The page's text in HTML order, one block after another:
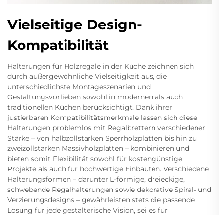
Vielseitige Design-
Kompatibilität
Halterungen für Holzregale in der Küche zeichnen sich
durch außergewöhnliche Vielseitigkeit aus, die
unterschiedlichste Montageszenarien und
Gestaltungsvorlieben sowohl in modernen als auch
traditionellen Küchen berücksichtigt. Dank ihrer
justierbaren Kompatibilitätsmerkmale lassen sich diese
Halterungen problemlos mit Regalbrettern verschiedener
Stärke – von halbzollstarken Sperrholzplatten bis hin zu
zweizollstarken Massivholzplatten – kombinieren und
bieten somit Flexibilität sowohl für kostengünstige
Projekte als auch für hochwertige Einbauten. Verschiedene
Halterungsformen – darunter L-förmige, dreieckige,
schwebende Regalhalterungen sowie dekorative Spiral- und
Verzierungsdesigns – gewährleisten stets die passende
Lösung für jede gestalterische Vision, sei es für